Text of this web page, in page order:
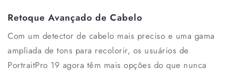
Retoque Avançado de Cabelo
Com um detector de cabelo mais preciso e uma gama
ampliada de tons para recolorir, os usuários de
PortraitPro 19 agora têm mais opções do que nunca